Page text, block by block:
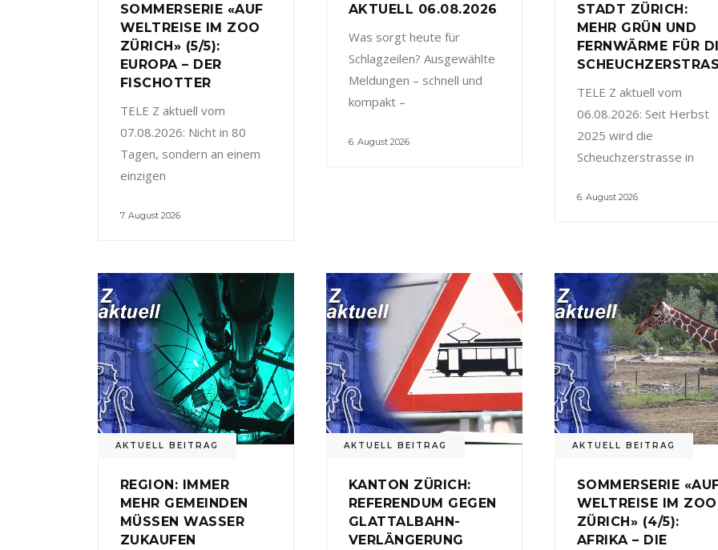
SOMMERSERIE «AUF
WELTREISE IM ZOO
ZÜRICH» (5/5):
EUROPA – DER
FISCHOTTER
TELE Z aktuell vom
07.08.2026: Nicht in 80
Tagen, sondern an einem
einzigen
7. August 2026
AKTUELL 06.08.2026
Was sorgt heute für
Schlagzeilen? Ausgewählte
Meldungen – schnell und
kompakt –
6. August 2026
STADT ZÜRICH:
MEHR GRÜN UND
FERNWÄRME FÜR
TELE Z aktuell vom
06.08.2026: Seit Herbst
2025 wird die
Scheuchzerstrasse in
6. August 2026
AKTUELL BEITRAG
REGION: IMMER
MEHR GEMEINDEN
MÜSSEN WASSER
ZUKAUFEN
AKTUELL BEITRAG
KANTON ZÜRICH:
REFERENDUM GEGEN
GLATTALBAHN-
VERLÄNGERUNG
AKTUELL BEITRAG
SOMMERSERIE
WELTREISE IM ZOO
ZÜRICH» (4/5):
AFRIKA – DIE